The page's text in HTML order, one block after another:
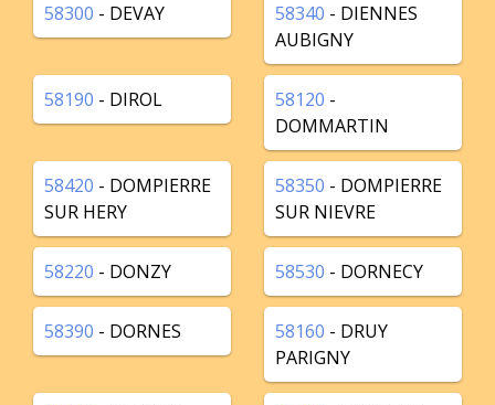
58300 - DEVAY 58340 - DIENNES
AUBIGNY
58190 - DIROL 58120 -
DOMMARTIN
58420 - DOMPIERRE
SUR HERY
58350 - DOMPIERRE
SUR NIEVRE
58220 - DONZY 58530 - DORNECY
58390 - DORNES 58160 - DRUY
PARIGNY